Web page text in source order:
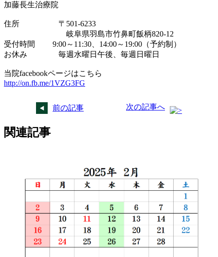
加藤長生治療院
住所 〒501-6233
岐阜県羽島市竹鼻町飯柄820-12
受付時間 9:00～11:30、14:00～19:00（予約制）
お休み 毎週水曜日午後、毎週日曜日
当院facebookページはこちら
http://on.fb.me/1VZG3FG
前の記事 次の記事へ
関連記事